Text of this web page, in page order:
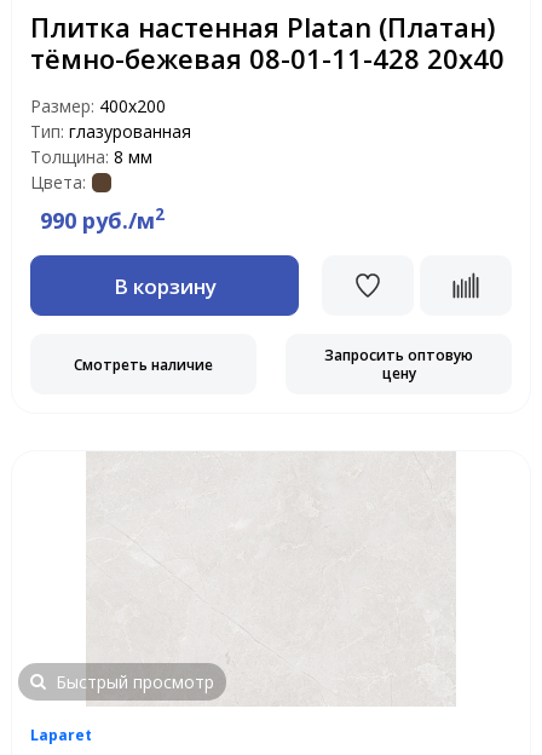
Плитка настенная Platan (Платан)
тёмно-бежевая 08-01-11-428 20х40
Размер: 400х200
Тип: глазурованная
Толщина: 8 мм
Цвета:
990 руб./м2
В корзину
Смотреть наличие
Запросить оптовую
цену
Быстрый просмотр
Laparet